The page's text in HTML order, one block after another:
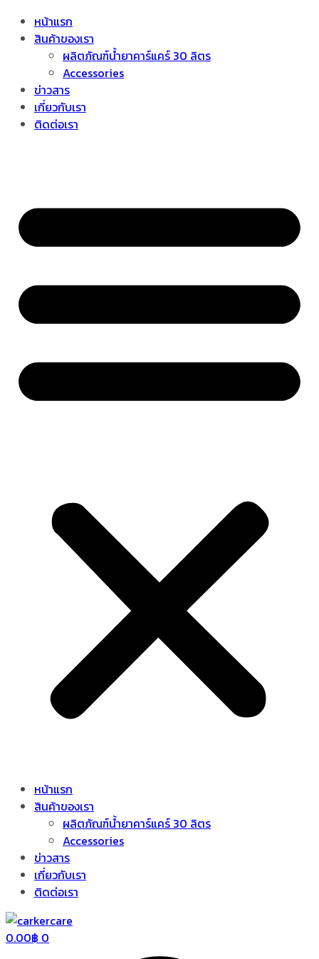
หน้าแรก
สินค้าของเรา
ผลิตภัณฑ์น้ำยาคาร์แคร์ 30 ลิตร
Accessories
ข่าวสาร
เกี่ยวกับเรา
ติดต่อเรา
หน้าแรก
สินค้าของเรา
ผลิตภัณฑ์น้ำยาคาร์แคร์ 30 ลิตร
Accessories
ข่าวสาร
เกี่ยวกับเรา
ติดต่อเรา
0.00฿ 0